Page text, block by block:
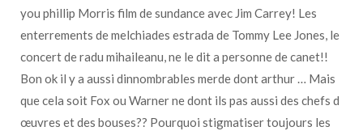
you phillip Morris film de sundance avec Jim Carrey! Les
enterrements de melchiades estrada de Tommy Lee Jones, le
concert de radu mihaileanu, ne le dit a personne de canet!!
Bon ok il y a aussi dinnombrables merde dont arthur … Mais
que cela soit Fox ou Warner ne dont ils pas aussi des chefs d
œuvres et des bouses?? Pourquoi stigmatiser toujours les